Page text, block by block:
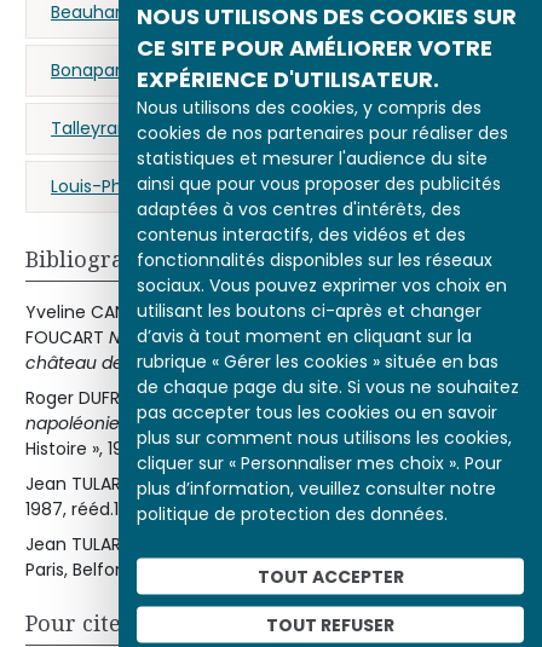
NOUS UTILISONS DES COOKIES SUR
CE SITE POUR AMÉLIORER VOTRE
EXPÉRIENCE D'UTILISATEUR.
Nous utilisons des cookies, y compris des
cookies de nos partenaires pour réaliser des
statistiques et mesurer l'audience du site
ainsi que pour vous proposer des publicités
adaptées à vos centres d'intérêts, des
contenus interactifs, des vidéos et des
fonctionnalités disponibles sur les réseaux
sociaux. Vous pouvez exprimer vos choix en
utilisant les boutons ci-après et changer
d’avis à tout moment en cliquant sur la
rubrique « Gérer les cookies » située en bas
de chaque page du site. Si vous ne souhaitez
pas accepter tous les cookies ou en savoir
plus sur comment nous utilisons les cookies,
cliquer sur « Personnaliser mes choix ». Pour
plus d’information, veuillez consulter notre
politique de protection des données.
TOUT ACCEPTER
TOUT REFUSER
Beauharnais (Joséphine de)
Bonaparte (Napoléon) République cisalpine
Talleyrand-Périgord (Charles-Maurice de)
Louis-Philippe
Bibliographie
Yveline CANTAREL-BESSON, Claire CONSTANS et Bruno
FOUCART Napoléon. Images et histoire : peintures du
château de Versailles (1789-1815) Paris, RMN, 2001.
Roger DUFRAISSE et Michel KERAUTRETLa France
napoléonienne. Aspects extérieursParis, Seuil, coll. « Points
Histoire », 1999.
Jean TULARD (dir.)Dictionnaire NapoléonParis, Fayard,
1987, rééd.1999.
Jean TULARD (dir.)
Paris, Belfond, 1991.
Pour citer cet article